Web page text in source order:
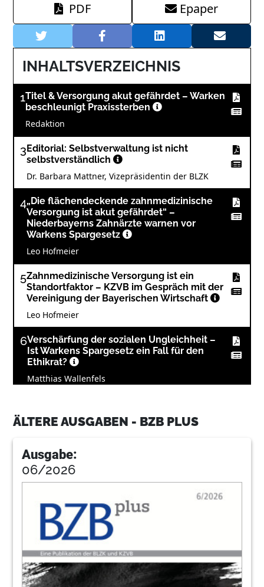
PDF Epaper
INHALTSVERZEICHNIS
1Titel & Versorgung akut gefährdet – Warken
beschleunigt Praxissterben
Redaktion
3 Editorial: Selbstverwaltung ist nicht
selbstverständlich
Dr. Barbara Mattner, Vizepräsidentin der BLZK
4„Die flächendeckende zahnmedizinische
Versorgung ist akut gefährdet“ –
Niederbayerns Zahnärzte warnen vor
Warkens Spargesetz
Leo Hofmeier
5Zahnmedizinische Versorgung ist ein
Standortfaktor – KZVB im Gespräch mit der
Vereinigung der Bayerischen Wirtschaft
Leo Hofmeier
6Verschärfung der sozialen Ungleichheit –
Ist Warkens Spargesetz ein Fall für den
Ethikrat?
Matthias Wallenfels
Warken will TI per Gesetz stabiler machen
8Konstruktiver Austausch zur Ausbildung –
Geschäftsbereich Zahnärztliches Personal der
BLZK
Hitzeschutz ist Patientenschutz – BLZK
bietet Unterstützung für Zahnarztpraxen,
um sich auf Hitzewellen gut einzustellen
ÄLTERE AUSGABEN - BZB PLUS
Ausgabe:
06/2026